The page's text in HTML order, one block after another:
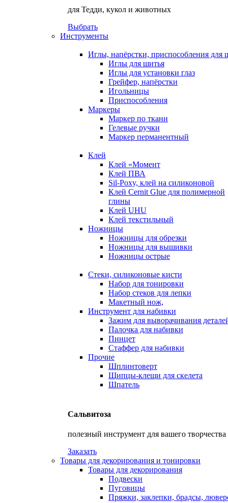
для Тедди, кукол и животных
Выбрать
Инструменты
Иглы, напёрстки, приспособления для
Иглы для шитья
Иглы для установки глаз
Грейфер, напёрстки
Игольницы
Приспособления
Маркеры
Маркер по ткани
Гелевые ручки
Маркер перманентный
Клей
Клей «Момент
Клей ПВА
Sil-Poxy, клей на силиконовой
Клей Cernit Glue для полимерной
глины
Клей UHU
Клей текстильный
Ножницы
Ножницы для обрезки
Ножницы для вышивки
Ножницы острые
Стеки, силиконовые кисти
Набор для тонировки
Набор стеков для лепки
Макетный нож,
Инструмент для набивки
Зажим для выворачивания
Палочка для набивки
Пинцет
Стаффер для набивки
Прочие
Шплинтоверт
Щипцы-клещи для скелета
Шпатель
Сальвитоза
полезный инструмент для вашего творчества
Заказать
Товары для декорирования и тонировки
Товары для декорирования
Подвески
Пуговицы
Пряжки, заклепки, брадсы,